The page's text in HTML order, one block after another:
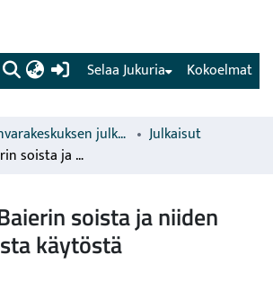
(current) Kokoelmat
Selaa Jukuria
Luonnonvarakeskuksen julkaisut
Julkaisut
Havaintoja Baierin soista ja niiden taloudellisesta käytöstä
soista ja niiden
käytöstä